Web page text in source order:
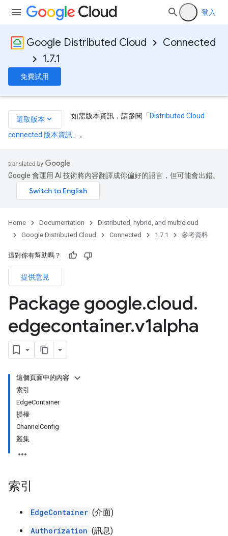
登入
Google Distributed Cloud
Connected
1.7.1
免費試用
選取版本 keyboard_arrow_down 如需版本資訊，請參閱「 Distributed Cloud
connected 版本資訊 」。
Google 會運用 AI 技術將內容翻譯成你偏好的語言，但可能會出錯。
Home Documentation
Distributed, hybrid, and multicloud
Google Distributed Cloud
Connected 1.7.1 參考資料
這對你有幫助嗎？
提供意見
Package google.cloud.
edgecontainer.v1alpha
這個頁面中的內容
索引
EdgeContainer
授權
ChannelConfig
叢集
索引
EdgeContainer (介面)
Authorization (訊息)